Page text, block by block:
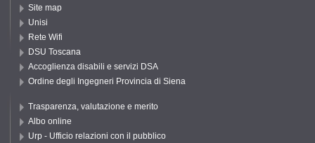
Site map
Unisi
Rete Wifi
DSU Toscana
Accoglienza disabili e servizi DSA
Ordine degli Ingegneri Provincia di Siena
Trasparenza, valutazione e merito
Albo online
Urp - Ufficio relazioni con il pubblico